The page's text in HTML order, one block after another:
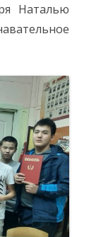
Наталью